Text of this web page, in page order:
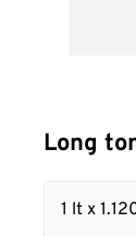
Long
1 lt x